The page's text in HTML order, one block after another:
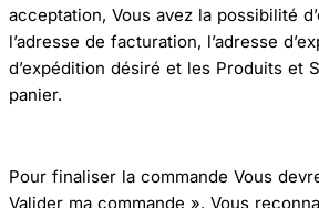
acceptation, Vous avez la possibilité
l’adresse de facturation, l’adresse
d’expédition désiré et les Produits et
panier.
Pour finaliser la commande Vous
Valider ma commande ». Vous